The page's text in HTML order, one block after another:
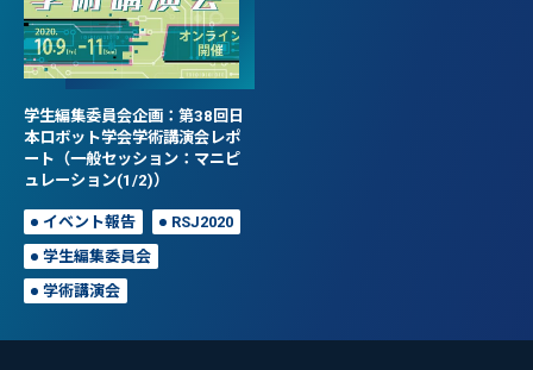
学生編集委員会企画：第38回日
本ロボット学会学術講演会レポ
ート（一般セッション：マニピ
ュレーション(1/2)）
イベント報告 RSJ2020
学生編集委員会
学術講演会